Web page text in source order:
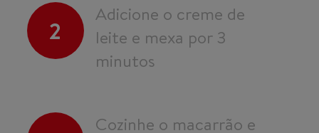
2
Adicione o creme de
leite e mexa por 3
minutos
Cozinhe o macarrão e